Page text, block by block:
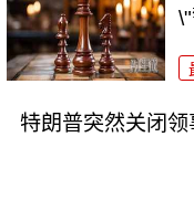
特朗普突然关闭